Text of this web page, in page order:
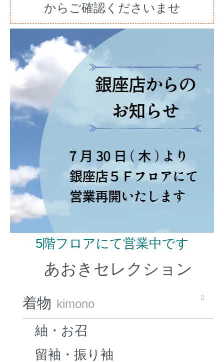
からご確認くださいませ
5階フロアにて営業中です
あおきセレクション
着物 kimono
紬・お召
留袖・振り袖